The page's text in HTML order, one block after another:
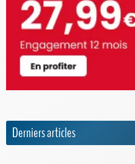
Derniers articles